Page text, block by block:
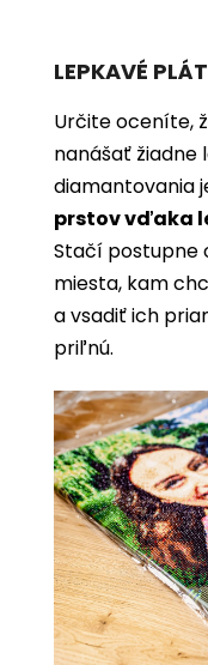
LEPKAVÉ
Určite oceníte,
nanášať žiadne
diamantovania
prstov vďaka
Stačí postupne
miesta, kam
a vsadiť ich
priľnú.